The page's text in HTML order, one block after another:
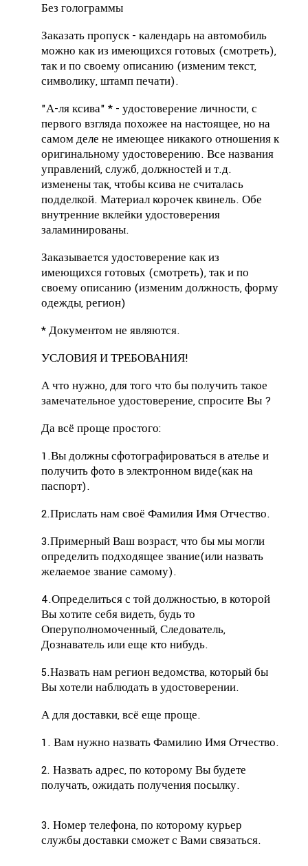
Без голограммы
Заказать пропуск - календарь на автомобиль
можно как из имеющихся готовых (смотреть),
так и по своему описанию (изменим текст,
символику, штамп печати).
"А-ля ксива" * - удостоверение личности, с
первого взгляда похожее на настоящее, но на
самом деле не имеющее никакого отношения к
оригинальному удостоверению. Все названия
управлений, служб, должностей и т.д.
изменены так, чтобы ксива не считалась
подделкой. Материал корочек квинель. Обе
внутренние вклейки удостоверения
заламинированы.
Заказывается удостоверение как из
имеющихся готовых (смотреть), так и по
своему описанию (изменим должность, форму
одежды, регион)
* Документом не являются.
УСЛОВИЯ И ТРЕБОВАНИЯ!
А что нужно, для того что бы получить такое
замечательное удостоверение, спросите Вы ?
Да всё проще простого:
1.Вы должны сфотографироваться в ателье и
получить фото в электронном виде(как на
паспорт).
2.Прислать нам своё Фамилия Имя Отчество.
3.Примерный Ваш возраст, что бы мы могли
определить подходящее звание(или назвать
желаемое звание самому).
4.Определиться с той должностью, в которой
Вы хотите себя видеть, будь то
Оперуполномоченный, Следователь,
Дознаватель или еще кто нибудь.
5.Назвать нам регион ведомства, который бы
Вы хотели наблюдать в удостоверении.
А для доставки, всё еще проще.
1. Вам нужно назвать Фамилию Имя Отчество.
2. Назвать адрес, по которому Вы будете
получать, ожидать получения посылку.
3. Номер телефона, по которому курьер
службы доставки сможет с Вами связаться.